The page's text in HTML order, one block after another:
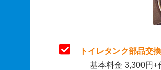
トイレタンク部品交
基本料金 3,300円